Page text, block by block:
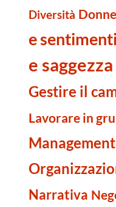
Diversità
e sentimenti
e saggezza
Gestire il
Lavorare in
Narrativa